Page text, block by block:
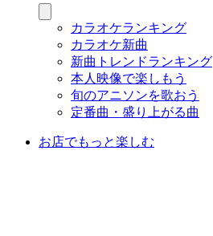
カラオケランキング
カラオケ新曲
新曲トレンドランキング
本人映像で楽しもう
旬のアニソンを歌おう
定番曲・盛り上がる曲
お店でもっと楽しむ